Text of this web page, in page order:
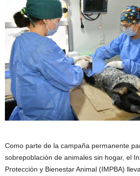
Como parte de la campaña permanente
sobrepoblación de animales sin hogar, el
Protección y Bienestar Animal (IMPBA)